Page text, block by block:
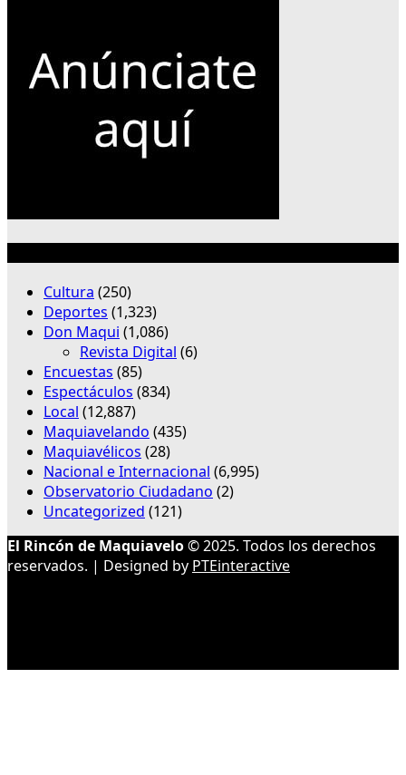
Cultura (250)
Deportes (1,323)
Don Maqui (1,086)
Revista Digital (6)
Encuestas (85)
Espectáculos (834)
Local (12,887)
Maquiavelando (435)
Maquiavélicos (28)
Nacional e Internacional (6,995)
Observatorio Ciudadano (2)
Uncategorized (121)
El Rincón de Maquiavelo© 2025. Todos los derechos
reservados. | Designed by PTEinteractive